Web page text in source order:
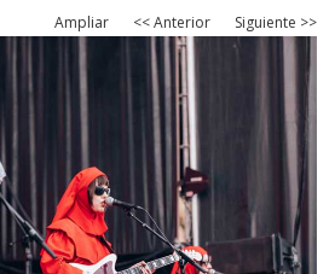
Ampliar << Anterior Siguiente >>